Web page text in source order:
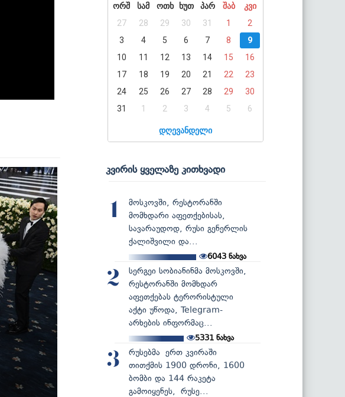
ორშ
სამ ოთხ ხუთ პარ შაბ
კვი
27
28 29 30 31 1
2
3
4 5 6 7 8
9
10
11 12 13 14 15
16
17
18 19 20 21 22
23
24
25 26 27 28 29
30
31
1 2 3 4 5 6
დღევანდელი
კვირის ყველაზე კითხვადი
1
მოსკოვში, რესტორანში
მომხდარი აფეთქებისას,
სავარაუდოდ, რუსი გენერლის
ქალიშვილი და...
6043 ნახვა
2
სერგეი სობიანინმა მოსკოვში,
რესტორანში მომხდარ
აფეთქებას ტერორისტული
აქტი უწოდა, Telegram-
არხების ინფორმაც...
5331 ნახვა
3
რუსებმა ერთ კვირაში
თითქმის 1900 დრონი, 1600
ბომბი და 144 რაკეტა
გამოიყენეს, რუსე...